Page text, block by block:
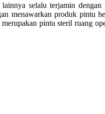
selalu terjamin
menawarkan produk pintu
pintu steril ruang